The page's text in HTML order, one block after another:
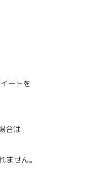
ートを
合は
ません。